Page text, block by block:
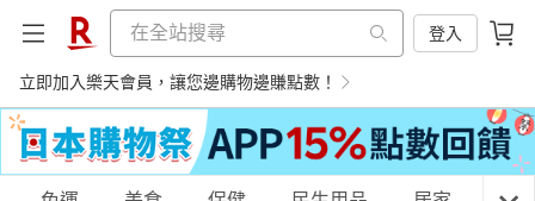
登入
立即加入樂天會員，讓您邊購物邊賺點數！